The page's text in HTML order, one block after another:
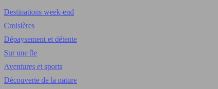
Destinations week-end
Croisières
Dépaysement et détente
Sur une île
Aventures et sports
Découverte de la nature